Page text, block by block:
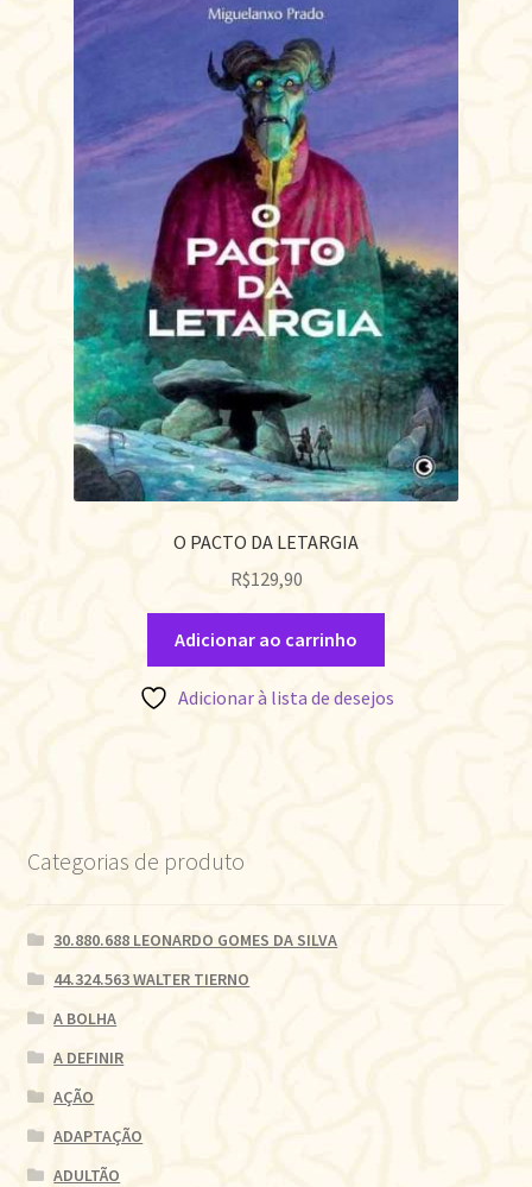
O PACTO DA LETARGIA
R$129,90
Adicionar ao carrinho
Adicionar à lista de desejos
Categorias de produto
30.880.688 LEONARDO GOMES DA SILVA
44.324.563 WALTER TIERNO
A BOLHA
A DEFINIR
AÇÃO
ADAPTAÇÃO
ADULTÃO